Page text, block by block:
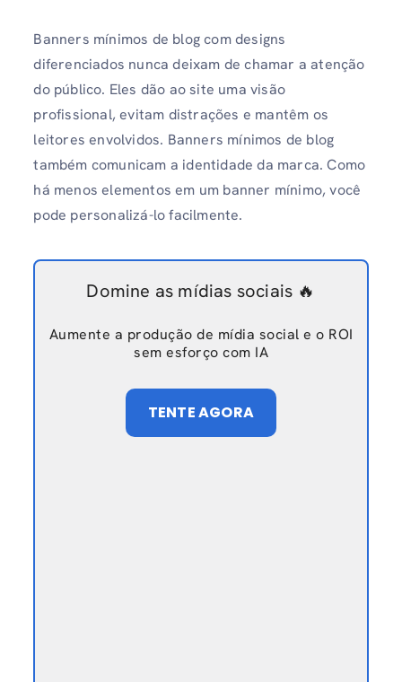
Banners mínimos de blog com designs
diferenciados nunca deixam de chamar a atenção
do público. Eles dão ao site uma visão
profissional, evitam distrações e mantêm os
leitores envolvidos. Banners mínimos de blog
também comunicam a identidade da marca. Como
há menos elementos em um banner mínimo, você
pode personalizá-lo facilmente.
Domine as mídias sociais 🔥
Aumente a produção de mídia social e o ROI
sem esforço com IA
TENTE AGORA